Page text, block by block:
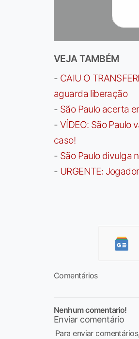
VEJA TAMBÉM
- CAIU O
aguarda liberação
- São Paulo acerta
- VÍDEO: São Paulo
caso!
- São Paulo divulga
- URGENTE:
Comentários
Nenhum comentario!
Enviar comentário
Para enviar